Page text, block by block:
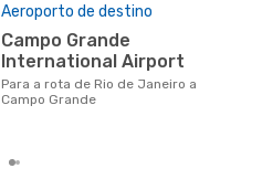
Aeroporto de destino
Campo Grande
International Airport
Para a rota de Rio de Janeiro a
Campo Grande